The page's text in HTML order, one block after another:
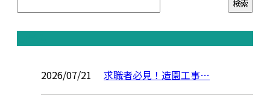
2026/07/21 求職者必見！造園工事…